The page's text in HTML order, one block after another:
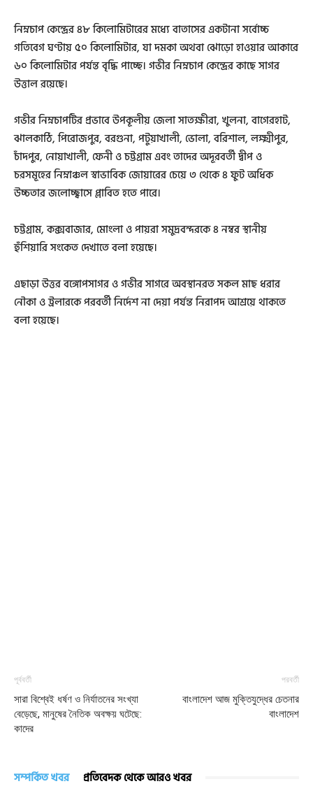
নিম্নচাপ কেন্দ্রের ৪৮ কিলোমিটারের মধ্যে বাতাসের একটানা সর্বোচ্চ
গতিবেগ ঘণ্টায় ৫০ কিলোমিটার, যা দমকা অথবা ঝোড়ো হাওয়ার আকারে
৬০ কিলোমিটার পর্যন্ত বৃদ্ধি পাচ্ছে। গভীর নিম্নচাপ কেন্দ্রের কাছে সাগর
উত্তাল রয়েছে।
গভীর নিম্নচাপটির প্রভাবে উপকূলীয় জেলা সাতক্ষীরা, খুলনা, বাগেরহাট,
ঝালকাঠি, পিরোজপুর, বরগুনা, পটুয়াখালী, ভোলা, বরিশাল, লক্ষ্মীপুর,
চাঁদপুর, নোয়াখালী, ফেনী ও চট্টগ্রাম এবং তাদের অদূরবর্তী দ্বীপ ও
চরসমূহের নিম্নাঞ্চল স্বাভাবিক জোয়ারের চেয়ে ৩ থেকে ৪ ফুট অধিক
উচ্চতার জলোচ্ছ্বাসে প্লাবিত হতে পারে।
চট্টগ্রাম, কক্সবাজার, মোংলা ও পায়রা সমুদ্রবন্দরকে ৪ নম্বর স্থানীয়
হুঁশিয়ারি সংকেত দেখাতে বলা হয়েছে।
এছাড়া উত্তর বঙ্গোপসাগর ও গভীর সাগরে অবস্থানরত সকল মাছ ধরার
নৌকা ও ট্রলারকে পরবর্তী নির্দেশ না দেয়া পর্যন্ত নিরাপদ আশ্রয়ে থাকতে
বলা হয়েছে।
পূর্ববর্তী
সারা বিশ্বেই ধর্ষণ ও নির্যাতনের সংখ্যা
বেড়েছে, মানুষের নৈতিক অবক্ষয় ঘটেছে:
কাদের
পরবর্তী
বাংলাদেশ আজ মুক্তিযুদ্ধের চেতনার
বাংলাদেশ
সম্পর্কিত খবর প্রতিবেদক থেকে আরও খবর